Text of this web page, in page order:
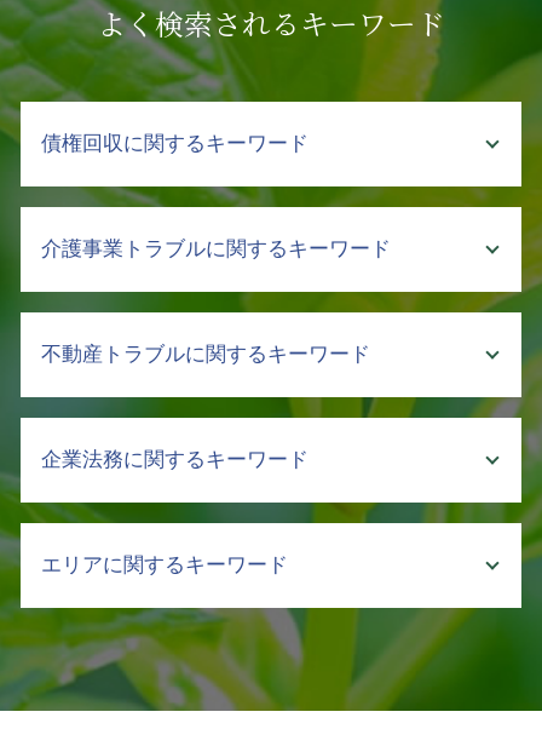
よく検索されるキーワード
債権回収に関するキーワード
公正証書 強制執行
弁護士 回収 委託
内容証明 売掛金 回収
強制執行 流れ
弁護士に依頼するメリット
売掛金 回収 売上
強制執行 手続き
売掛金 時効
強制執行 通知
不良債権 回収
支払督促 費用
強制執行 費用
介護事業トラブルに関するキーワード
介護 契約トラブル 弁護士
介護 行政
介護 責任
介護事業 課題
介護 現場 問題
介護 現場 実態
介護事故 隠蔽
介護事故 防止
不動産トラブルに関するキーワード
追完請求
不動産 遺産 分割
土地 契約書
賃貸 立ち退き料
不動産 トラブル 賃貸
土地 明け渡し
企業法務に関するキーワード
中小企業 法務
カスハラ 訴える
会社の顧問弁護士 個人的な相談
株式 譲渡 方法
セクハラ 加害者
エリアに関するキーワード
債権回収 弁護士 相談 新宿区
顧問弁護士 弁護士 相談 千代田区
介護事業トラブル 弁護士 相談 新宿区